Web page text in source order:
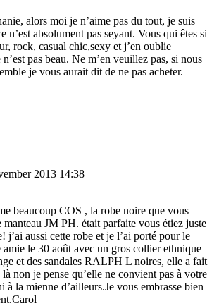
alors moi je n’aime pas du tout, je suis
n’est absolument pas seyant. Vous qui êtes si
rock, casual chic,sexy et j’en oublie
pas beau. Ne m’en veuillez pas, si nous
je vous aurait dit de ne pas acheter.
2013 14:38
beaucoup COS , la robe noire que vous
manteau JM PH. était parfaite vous étiez juste
j’ai aussi cette robe et je l’ai porté pour le
amie le 30 août avec un gros collier ethnique
et des sandales RALPH L noires, elle a fait
non je pense qu’elle ne convient pas à votre
à la mienne d’ailleurs.Je vous embrasse bien